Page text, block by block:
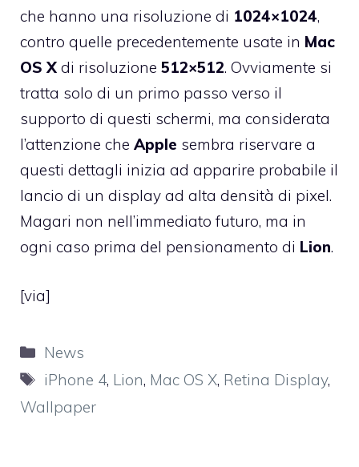
che hanno una risoluzione di 1024×1024,
contro quelle precedentemente usate in Mac
OS X di risoluzione 512×512. Ovviamente si
tratta solo di un primo passo verso il
supporto di questi schermi, ma considerata
l’attenzione che Apple sembra riservare a
questi dettagli inizia ad apparire probabile il
lancio di un display ad alta densità di pixel.
Magari non nell’immediato futuro, ma in
ogni caso prima del pensionamento di Lion.
[via]
Categorie
News
Tag
iPhone 4, Lion, Mac OS X, Retina Display,
Wallpaper